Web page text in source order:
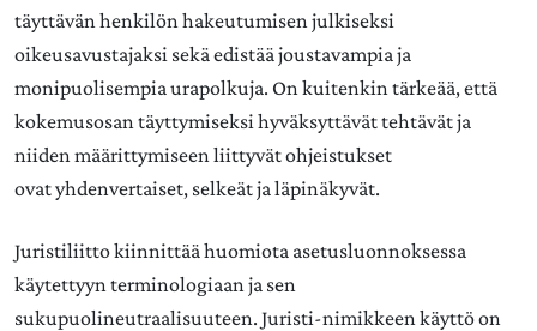
täyttävän henkilön hakeutumisen julkiseksi
oikeusavustajaksi sekä edistää joustavampia ja
monipuolisempia urapolkuja. On kuitenkin tärkeää, että
kokemusosan täyttymiseksi hyväksyttävät tehtävät ja
niiden määrittymiseen liittyvät ohjeistukset
ovat yhdenvertaiset, selkeät ja läpinäkyvät.
Juristiliitto kiinnittää huomiota asetusluonnoksessa
käytettyyn terminologiaan ja sen
sukupuolineutraalisuuteen. Juristi-nimikkeen käyttö on